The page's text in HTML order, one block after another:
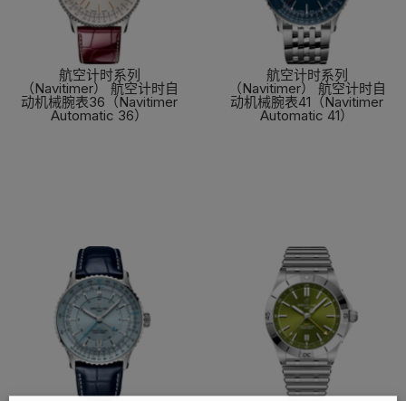
航空计时系列
（Navitimer） 航空计时自
动机械腕表36（Navitimer
Automatic 36）
航空计时系列
（Navitimer） 航空计时自
动机械腕表41（Navitimer
Automatic 41）